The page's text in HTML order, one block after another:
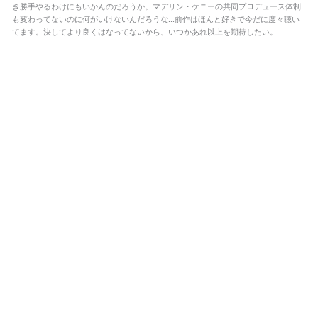
き勝手やるわけにもいかんのだろうか。マデリン・ケニーの共同プロデュース体制
も変わってないのに何がいけないんだろうな…前作はほんと好きで今だに度々聴い
てます。決してより良くはなってないから、いつかあれ以上を期待したい。